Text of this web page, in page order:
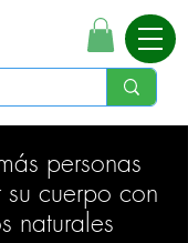
personas
cuerpo con
naturales